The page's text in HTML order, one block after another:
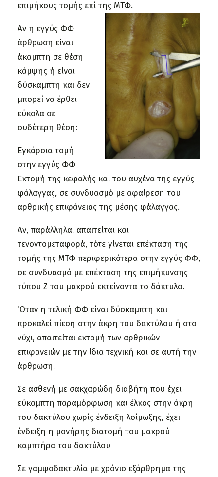
επιμήκους τομής επί της ΜΤΦ.
Αν η εγγύς ΦΦ
άρθρωση είναι
άκαμπτη σε θέση
κάμψης ή είναι
δύσκαμπτη και δεν
μπορεί να έρθει
εύκολα σε
ουδέτερη θέση:
Εγκάρσια τομή
στην εγγύς ΦΦ
Εκτομή της κεφαλής και του αυχένα της εγγύς
φάλαγγας, σε συνδυασμό με αφαίρεση του
αρθρικής επιφάνειας της μέσης φάλαγγας.
Αν, παράλληλα, απαιτείται και
τενοντομεταφορά, τότε γίνεται επέκταση της
τομής της ΜΤΦ περιφερικότερα στην εγγύς ΦΦ,
σε συνδυασμό με επέκταση της επιμήκυνσης
τύπου Ζ του μακρού εκτείνοντα το δάκτυλο.
‘Οταν η τελική ΦΦ είναι δύσκαμπτη και
προκαλεί πίεση στην άκρη του δακτύλου ή στο
νύχι, απαιτείται εκτομή των αρθρικών
επιφανειών με την ίδια τεχνική και σε αυτή την
άρθρωση.
Σε ασθενή με σακχαρώδη διαβήτη που έχει
εύκαμπτη παραμόρφωση και έλκος στην άκρη
του δακτύλου χωρίς ένδειξη λοίμωξης, έχει
ένδειξη η μονήρης διατομή του μακρού
καμπτήρα του δακτύλου
Σε γαμψοδακτυλία με χρόνιο εξάρθρημα της